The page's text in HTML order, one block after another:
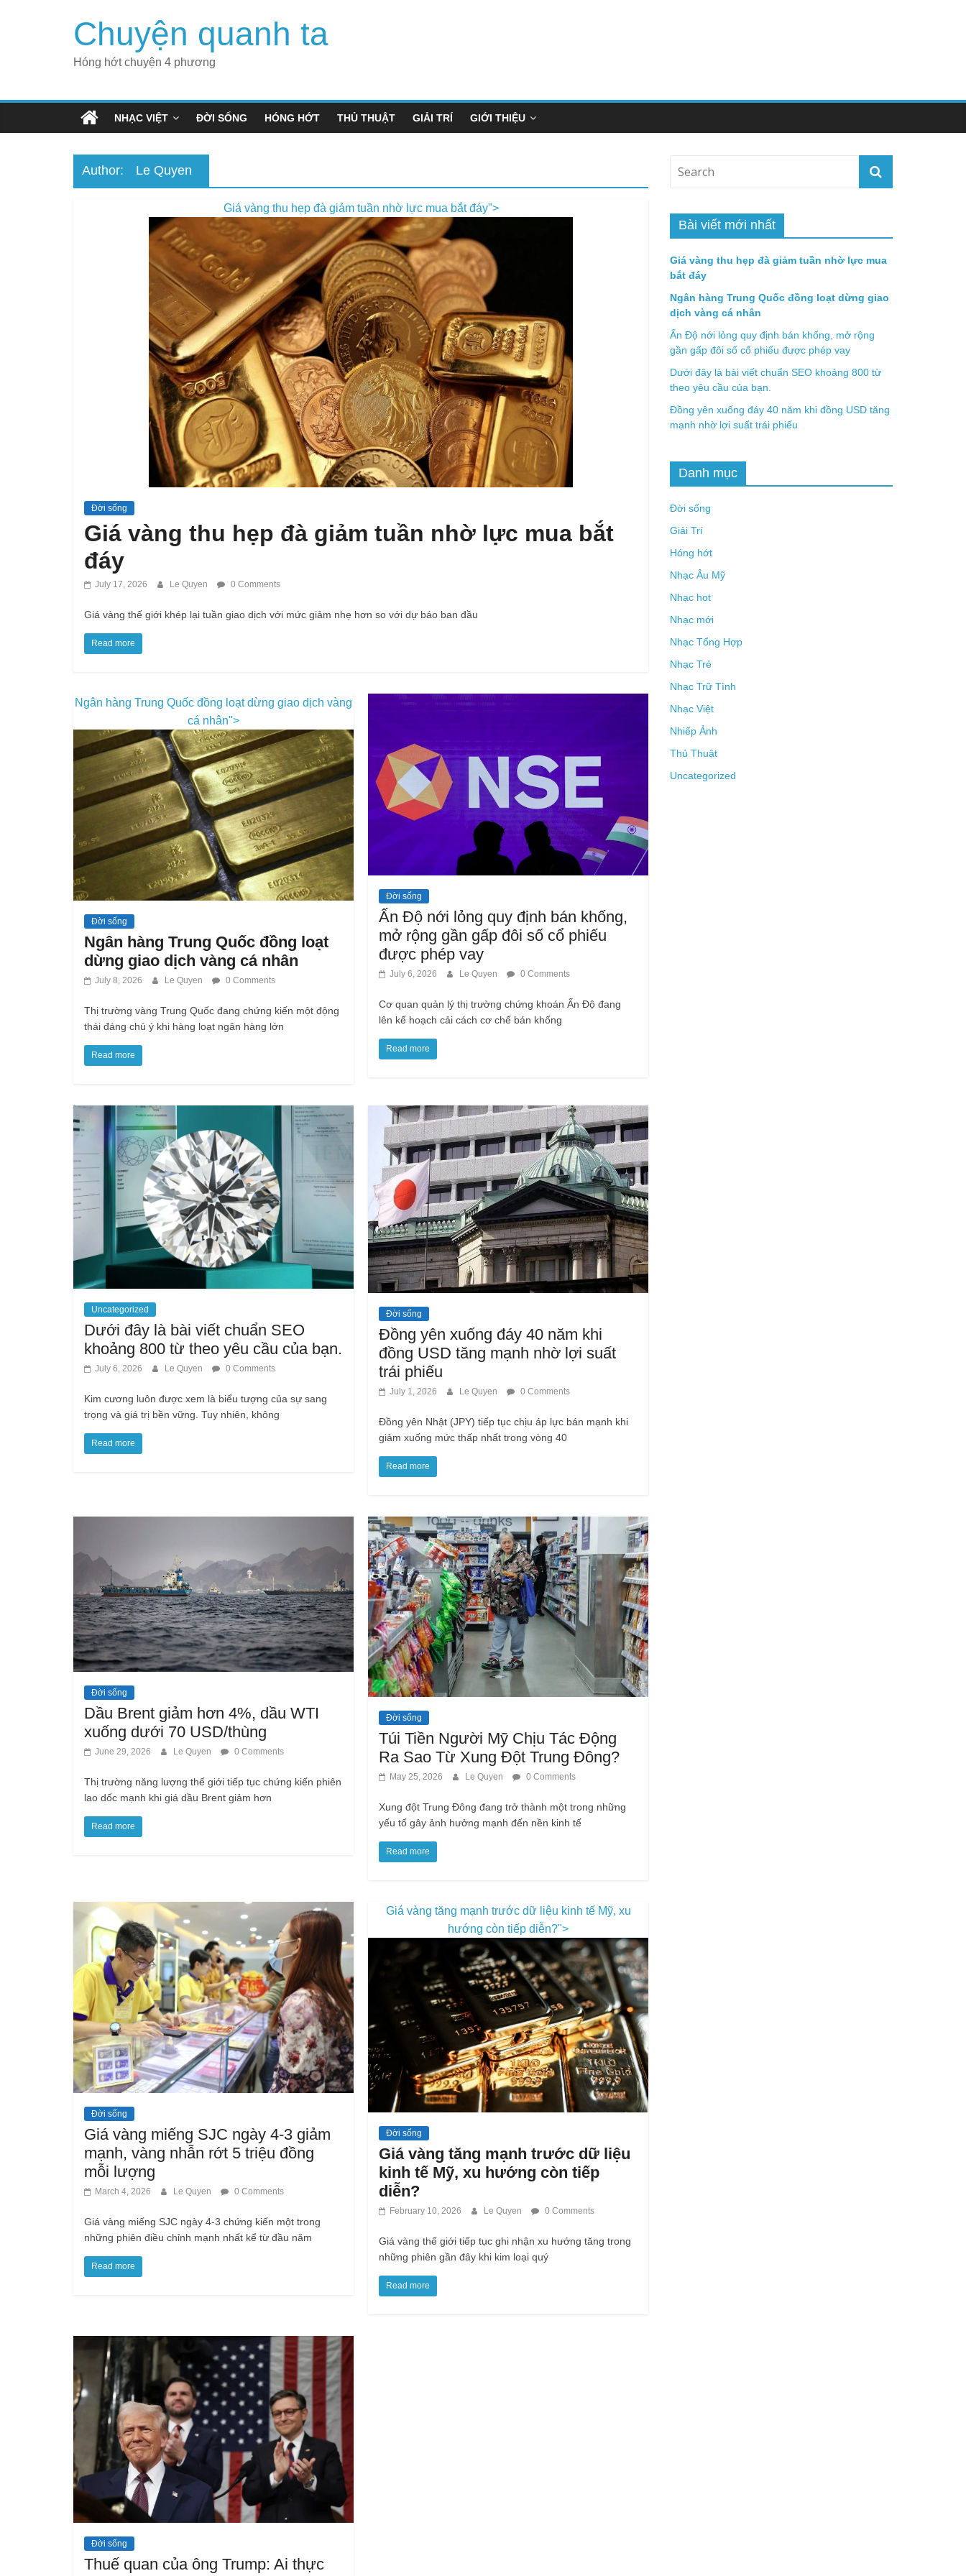
Chuyện quanh ta
Hóng hớt chuyện 4 phương
NHẠC VIỆT ĐỜI SỐNG HÓNG HỚT THỦ THUẬT GIẢI TRÍ GIỚI THIỆU
Author: Le Quyen
Giá vàng thu hẹp đà giảm tuần nhờ lực mua bắt đáy">
Đời sống
Giá vàng thu hẹp đà giảm tuần nhờ lực mua bắt
đáy
July 17, 2026 Le Quyen 0 Comments
Giá vàng thế giới khép lại tuần giao dịch với mức giảm nhẹ hơn so với dự báo ban đầu
Read more
Ngân hàng Trung Quốc đồng loạt dừng giao dịch vàng
cá nhân">
Đời sống
Ngân hàng Trung Quốc đồng loạt
dừng giao dịch vàng cá nhân
July 8, 2026 Le Quyen 0 Comments
Thị trường vàng Trung Quốc đang chứng kiến một động
thái đáng chú ý khi hàng loạt ngân hàng lớn
Read more
Đời sống
Ấn Độ nới lỏng quy định bán khống,
mở rộng gần gấp đôi số cổ phiếu
được phép vay
July 6, 2026 Le Quyen 0 Comments
Cơ quan quản lý thị trường chứng khoán Ấn Độ đang
lên kế hoạch cải cách cơ chế bán khống
Read more
Uncategorized
Dưới đây là bài viết chuẩn SEO
khoảng 800 từ theo yêu cầu của bạn.
July 6, 2026 Le Quyen 0 Comments
Kim cương luôn được xem là biểu tượng của sự sang
trọng và giá trị bền vững. Tuy nhiên, không
Read more
Đời sống
Đồng yên xuống đáy 40 năm khi
đồng USD tăng mạnh nhờ lợi suất
trái phiếu
July 1, 2026 Le Quyen 0 Comments
Đồng yên Nhật (JPY) tiếp tục chịu áp lực bán mạnh khi
giảm xuống mức thấp nhất trong vòng 40
Read more
Đời sống
Dầu Brent giảm hơn 4%, dầu WTI
xuống dưới 70 USD/thùng
June 29, 2026 Le Quyen 0 Comments
Thị trường năng lượng thế giới tiếp tục chứng kiến phiên
lao dốc mạnh khi giá dầu Brent giảm hơn
Read more
Đời sống
Túi Tiền Người Mỹ Chịu Tác Động
Ra Sao Từ Xung Đột Trung Đông?
May 25, 2026 Le Quyen 0 Comments
Xung đột Trung Đông đang trở thành một trong những
yếu tố gây ảnh hưởng mạnh đến nền kinh tế
Read more
Đời sống
Giá vàng miếng SJC ngày 4-3 giảm
mạnh, vàng nhẫn rớt 5 triệu đồng
mỗi lượng
March 4, 2026 Le Quyen 0 Comments
Giá vàng miếng SJC ngày 4-3 chứng kiến một trong
những phiên điều chỉnh mạnh nhất kể từ đầu năm
Read more
Giá vàng tăng mạnh trước dữ liệu kinh tế Mỹ, xu
hướng còn tiếp diễn?">
Đời sống
Giá vàng tăng mạnh trước dữ liệu
kinh tế Mỹ, xu hướng còn tiếp
diễn?
February 10, 2026 Le Quyen 0 Comments
Giá vàng thế giới tiếp tục ghi nhận xu hướng tăng trong
những phiên gần đây khi kim loại quý
Read more
Đời sống
Thuế quan của ông Trump: Ai thực
Bài viết mới nhất
Giá vàng thu hẹp đà giảm tuần nhờ lực mua
bắt đáy
Ngân hàng Trung Quốc đồng loạt dừng giao
dịch vàng cá nhân
Ấn Độ nới lỏng quy định bán khống, mở rộng
gần gấp đôi số cổ phiếu được phép vay
Dưới đây là bài viết chuẩn SEO khoảng 800 từ
theo yêu cầu của bạn.
Đồng yên xuống đáy 40 năm khi đồng USD tăng
mạnh nhờ lợi suất trái phiếu
Danh mục
Đời sống
Giải Trí
Hóng hớt
Nhạc Âu Mỹ
Nhạc hot
Nhạc mới
Nhạc Tổng Hợp
Nhạc Trẻ
Nhạc Trữ Tình
Nhạc Việt
Nhiếp Ảnh
Thủ Thuật
Uncategorized